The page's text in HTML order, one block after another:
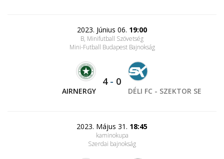
2023. Június 06. 19:00
B, Minifutball Szövetség
Mini-Futball Budapest Bajnokság
AIRNERGY
4- 0
DÉLI FC - SZEKTOR SE
2023. Május 31. 18:45
kaminokupa
Szerdai bajnokság